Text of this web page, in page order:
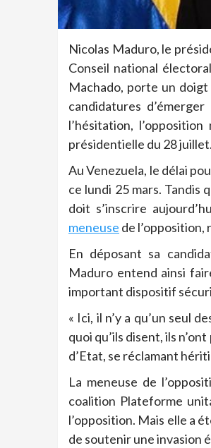
Nicolas Maduro, le
Conseil national
Machado, porte un
candidatures
l’hésitation,
présidentielle du 28 juillet.
Au Venezuela, le délai
ce lundi 25 mars. Tandis
doit s’inscrire
meneuse de
En déposant sa
Maduro entend ainsi
important dispositif
« Ici, il n’y a qu’un seul
quoi qu’ils disent, ils
d’Etat, se réclamant
La meneuse de
coalition Plateforme
l’opposition. Mais elle a
de soutenir une invasion